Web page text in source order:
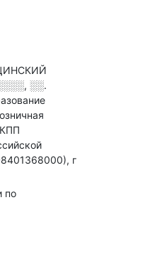
░░.
КПП
г
по